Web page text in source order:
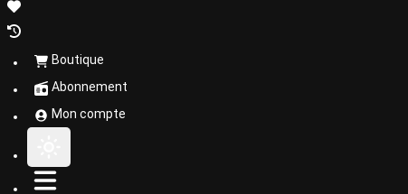
Boutique
Abonnement
Mon compte